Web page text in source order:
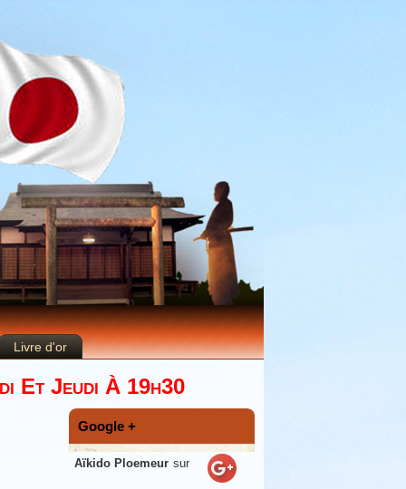
Livre d'or
Et Jeudi À 19h30
Google +
Aïkido Ploemeur sur